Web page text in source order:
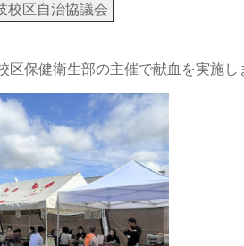
校区自治協議会
区保健衛生部の主催で献血を実施し